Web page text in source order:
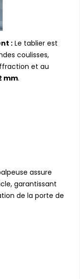
: Le tablier est
coulisses,
et au
mm.
assure
garantissant
de la porte de